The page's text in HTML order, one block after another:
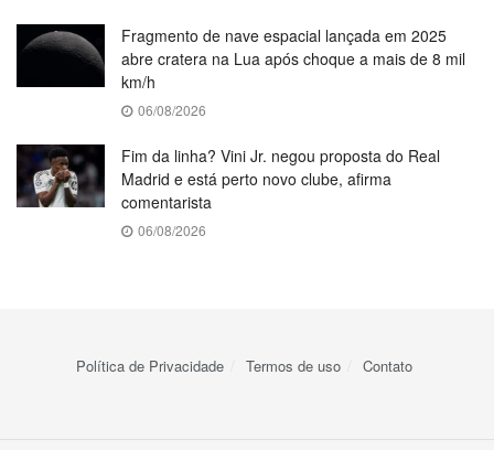
Fragmento de nave espacial lançada em 2025
abre cratera na Lua após choque a mais de 8 mil
km/h
06/08/2026
Fim da linha? Vini Jr. negou proposta do Real
Madrid e está perto novo clube, afirma
comentarista
06/08/2026
Política de Privacidade Termos de uso Contato